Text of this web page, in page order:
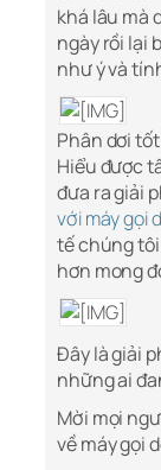
khá lâu mà
ngày rồi lại
như ý và
Phân dơi
Hiểu được
đưa ra giải
với máy gọi
tế chúng
hơn mong
Đây là giải
những ai
Mời mọi
về máy gọi